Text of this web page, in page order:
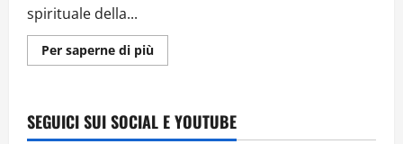
spirituale della...
Per saperne di piùUlteriori
informazioni
PAOLO
FUSCO,
AUTORE
SEGUICI SUI SOCIAL E YOUTUBE